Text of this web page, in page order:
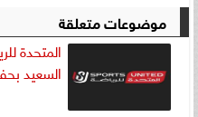
موضوعات متعلقة
المتحدة
السعيد